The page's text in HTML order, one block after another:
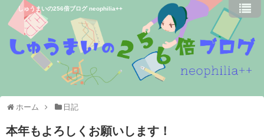
しゅうまいの256倍ブログ neophilia++
ホーム 日記
本年もよろしくお願いします！